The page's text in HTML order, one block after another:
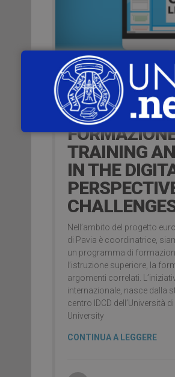
15 Maggio 2021
DAL 13
TRAINING
IN THE
Nell’ambito del progetto
di Pavia è coordinatrice,
un programma di
l’istruzione superiore, la
argomenti correlati.
internazionale, nasce dalla
centro IDCD dell’Università
University
CONTINUA A LEGGERE